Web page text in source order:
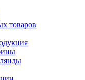
товаров